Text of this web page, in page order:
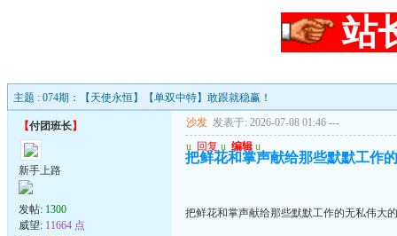
站
主题 : 074期：【天使永恒】【单双中特】敢跟就稳赢！
【付团班长】
新手上路
发帖: 1300
威望: 11664 点
沙发 发表于: 2026-07-08 01:46 ---
u 回复 u 编辑 u
把鲜花和掌声献给那些默默工作
把鲜花和掌声献给那些默默工作的无私伟大